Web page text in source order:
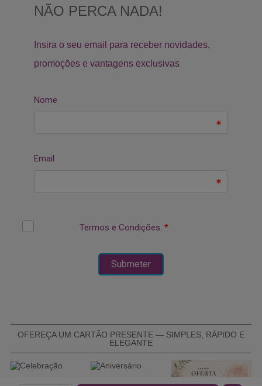
OFEREÇA UM CARTÃO PRESENTE — SIMPLES, RÁPIDO E
ELEGANTE